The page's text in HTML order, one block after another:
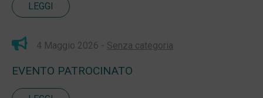
LEGGI
4 Maggio 2026 - Senza categoria
EVENTO PATROCINATO